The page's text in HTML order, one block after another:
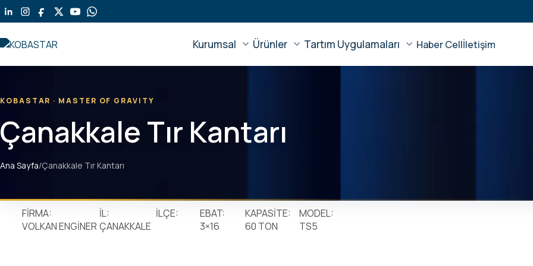
Kurumsal Ürünler Tartım Uygulamaları Haber Cellİletişim
KOBASTAR · MASTER OF GRAVITY
Çanakkale Tır Kantarı
Ana Sayfa/Çanakkale Tır Kantarı
FİRMA: İL: İLÇE: EBAT: KAPASİTE:
MODEL:
VOLKAN ENGİNER ÇANAKKALE 3×16 60 TON TS5